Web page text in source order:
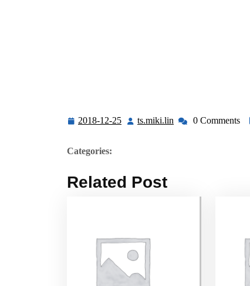
2018-12-25 2018-ts.miki.lin ts.miki.lin
0 Comments
Categories:
Related Post